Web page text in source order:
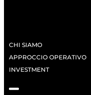
CHI SIAMO
APPROCCIO OPERATIVO
INVESTMENT